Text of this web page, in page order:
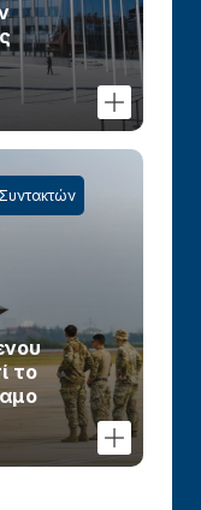
το